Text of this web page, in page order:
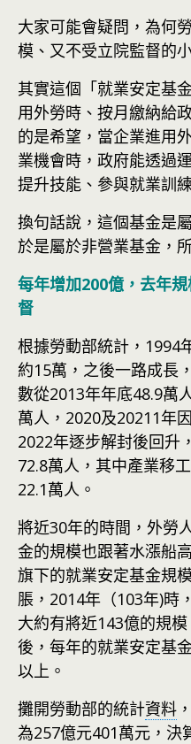
大家可能會疑問，為何
模、又不受立院監督的
其實這個「就業安定基
用外勞時、按月繳納給
的是希望，當企業進用
業機會時，政府能透過
提升技能、參與就業訓
換句話說，這個基金是
於是屬於非營業基金，
每年增加200億，去年
督
根據勞動部統計，1994
約15萬，之後一路成長
數從2013年年底48.9萬
萬人，2020及20211年
2022年逐步解封後回升
72.8萬人，其中產業移
22.1萬人。
將近30年的時間，外勞
金的規模也跟著水漲船
旗下的就業安定基金規
脹，2014年（103年)時
大約有將近143億的規
後，每年的就業安定基
以上。
攤開勞動部的統計資料
為257億元401萬元，決